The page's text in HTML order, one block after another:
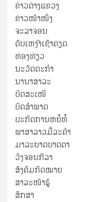
ຂ່າວ​ຕ່າງ​ແຂວງ
ຂ່າວໜ້າໜຶ່ງ
ຈະລາຈອນ
ດັບເຫງົາເຊົາຄຽດ
ທ່ອງທ່ຽວ
ນະວັດຕະກໍາ
ນານາສາລະ
ບົດສະເໜີ
ບົດສໍາພາດ
ປະກົດການຫຍໍ້ທໍ້
ພາສາລາວມື້ລະຄຳ
ມາລະຍາດບາດຕາ
ວົງຈອນກີລາ
ສັງຄົມກົດໝາຍ
ສາລະໜ້າຮູ້
ສຶກສາ